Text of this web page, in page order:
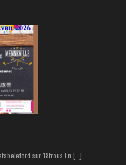
sur 18trous En […]